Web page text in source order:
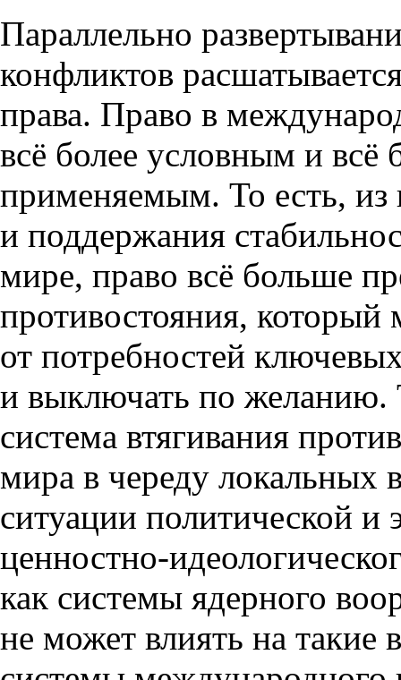
Параллельно
конфликтов
права. Право в
всё более условным и всё
применяемым. То есть, из
и поддержания
мире, право всё больше
противостояния, который
от потребностей
и выключать по желанию.
система втягивания
мира в череду локальных
ситуации политической и
ценностно-
как системы ядерного
не может влиять на такие